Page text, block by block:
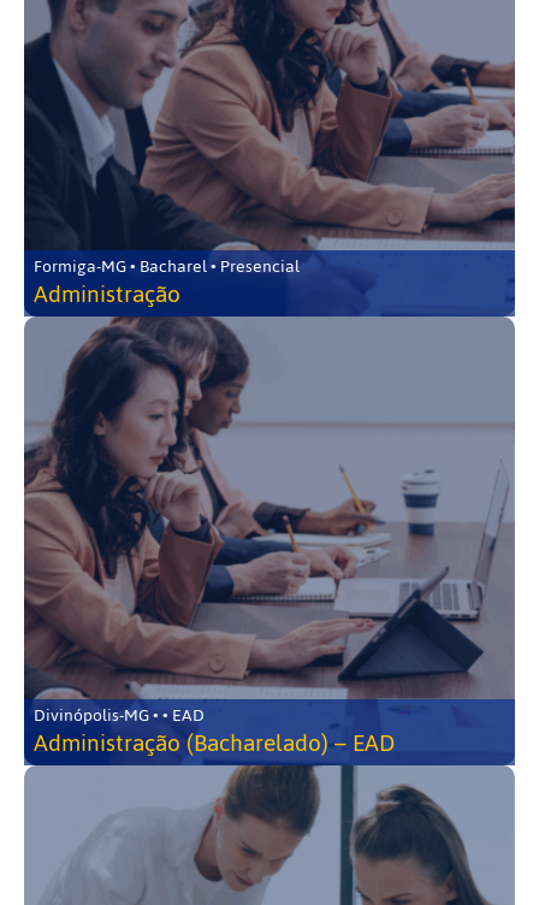
Formiga-MG • Bacharel • Presencial
Administração
Divinópolis-MG • • EAD
Administração (Bacharelado) – EAD